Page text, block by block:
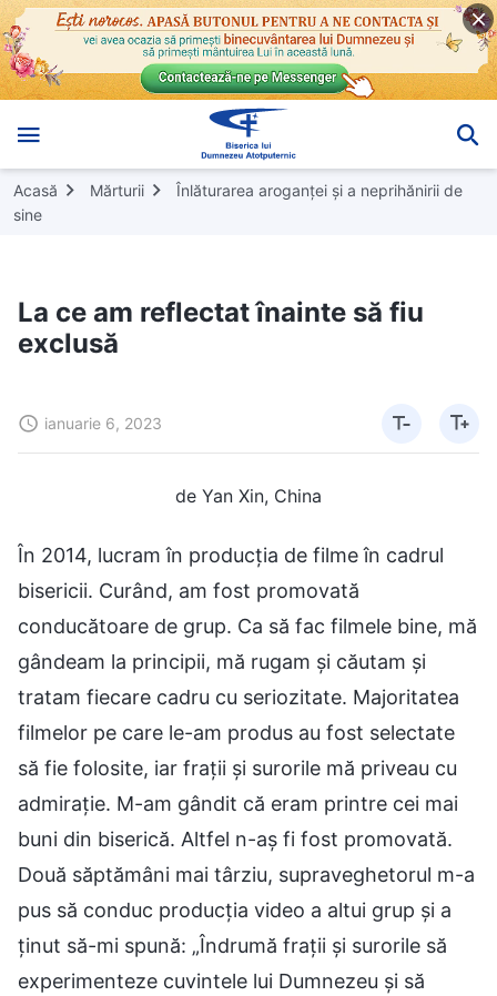
Acasă Mărturii
Înlăturarea aroganței și a neprihănirii de
sine
La ce am reflectat înainte să fiu
exclusă
ianuarie 6, 2023
de Yan Xin, China
În 2014, lucram în producția de filme în cadrul
bisericii. Curând, am fost promovată
conducătoare de grup. Ca să fac filmele bine, mă
gândeam la principii, mă rugam și căutam și
tratam fiecare cadru cu seriozitate. Majoritatea
filmelor pe care le-am produs au fost selectate
să fie folosite, iar frații și surorile mă priveau cu
admirație. M-am gândit că eram printre cei mai
buni din biserică. Altfel n-aș fi fost promovată.
Două săptămâni mai târziu, supraveghetorul m-a
pus să conduc producția video a altui grup și a
ținut să-mi spună: „Îndrumă frații și surorile să
experimenteze cuvintele lui Dumnezeu și să